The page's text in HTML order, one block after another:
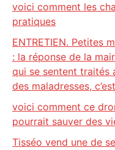
voici comment les
pratiques
ENTRETIEN. Petites
: la réponse de la
qui se sentent traités
des maladresses,
voici comment ce
pourrait sauver des
Tisséo vend une de